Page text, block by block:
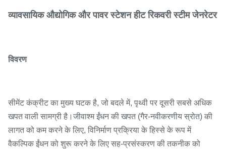
व्यावसायिक औद्योगिक और पावर स्टेशन हीट रिकवरी स्टीम जेनरेटर
विवरण
सीमेंट कंक्रीट का मुख्य घटक है, जो बदले में, पृथ्वी पर दूसरी सबसे अधिक
खपत वाली सामग्री है।जीवाश्म ईंधन की खपत (गैर-नवीकरणीय स्रोत) की
लागत को कम करने के लिए, विनिर्माण प्रक्रिया के हिस्से के रूप में
वैकल्पिक ईंधन को शुरू करने के लिए सह-प्रसंस्करण की तकनीक को